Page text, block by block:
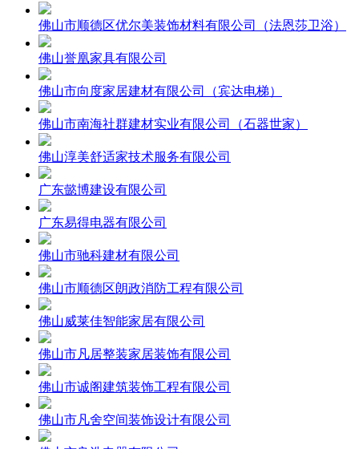
佛山市顺德区优尔美装饰材料有限公司（法恩莎卫浴）
佛山誉凰家具有限公司
佛山市向度家居建材有限公司（宾达电梯）
佛山市南海社群建材实业有限公司（石器世家）
佛山淳美舒适家技术服务有限公司
广东懿博建设有限公司
广东易得电器有限公司
佛山市驰科建材有限公司
佛山市顺德区朗政消防工程有限公司
佛山威莱佳智能家居有限公司
佛山市凡居整装家居装饰有限公司
佛山市诚阁建筑装饰工程有限公司
佛山市凡舍空间装饰设计有限公司